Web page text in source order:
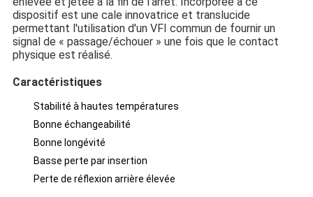
dispositif est une cale innovatrice et translucide
permettant l'utilisation d'un VFI commun de fournir un
signal de « passage/échouer » une fois que le contact
physique est réalisé.
Caractéristiques
Stabilité à hautes températures
Bonne échangeabilité
Bonne longévité
Basse perte par insertion
Perte de réflexion arrière élevée